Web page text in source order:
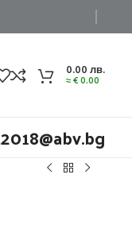
0.00лв.
≈€0.00